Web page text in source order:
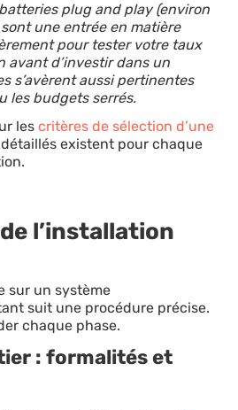
plug and play (environ
une entrée en matière
pour tester votre taux
avant d’investir dans un
s’avèrent aussi pertinentes
les budgets serrés.
les critères de sélection d’une
existent pour chaque
l’installation
sur un système
suit une procédure précise.
chaque phase.
: formalités et